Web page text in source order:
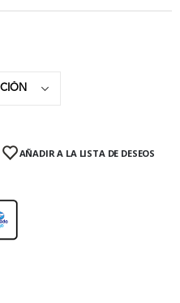
AÑADIR A LA LISTA DE DESEOS